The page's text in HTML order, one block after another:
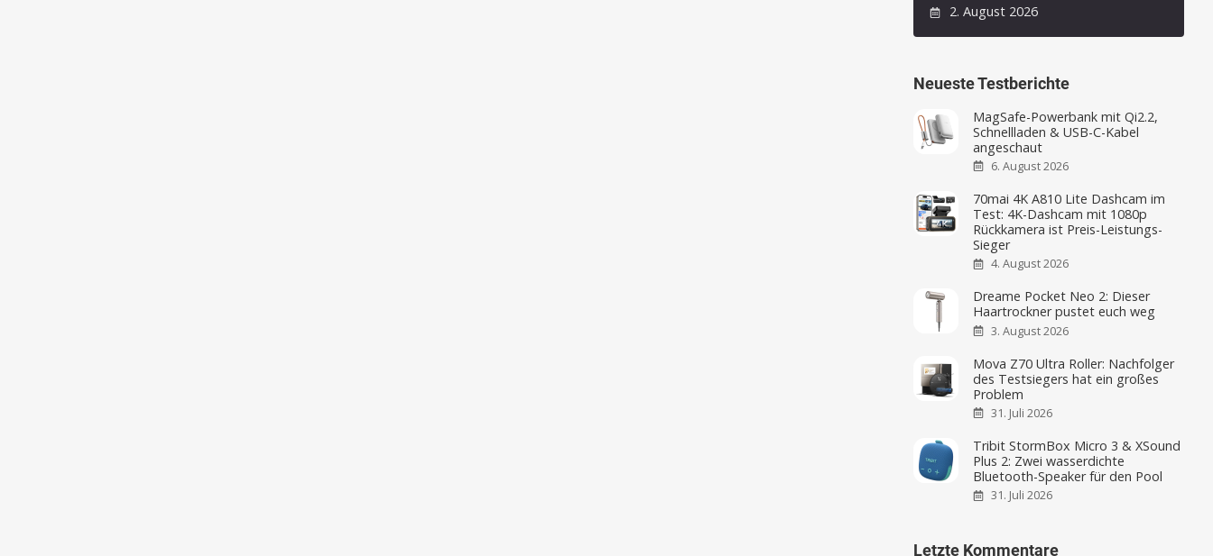
2. August 2026
Neueste Testberichte
MagSafe-Powerbank mit Qi2.2,
Schnellladen & USB-C-Kabel
angeschaut
6. August 2026
70mai 4K A810 Lite Dashcam im
Test: 4K-Dashcam mit 1080p
Rückkamera ist Preis-Leistungs-
Sieger
4. August 2026
Dreame Pocket Neo 2: Dieser
Haartrockner pustet euch weg
3. August 2026
Mova Z70 Ultra Roller: Nachfolger
des Testsiegers hat ein großes
Problem
31. Juli 2026
Tribit StormBox Micro 3 & XSound
Plus 2: Zwei wasserdichte
Bluetooth-Speaker für den Pool
31. Juli 2026
Letzte Kommentare